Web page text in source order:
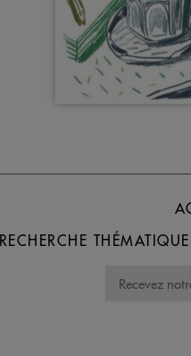
RECHERCHE THÉMATIQUE